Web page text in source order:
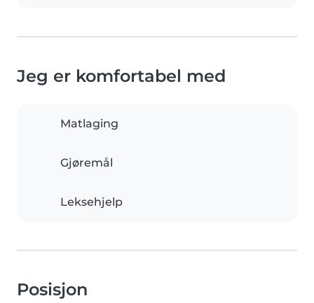
Jeg er komfortabel med
Matlaging
Gjøremål
Leksehjelp
Posisjon